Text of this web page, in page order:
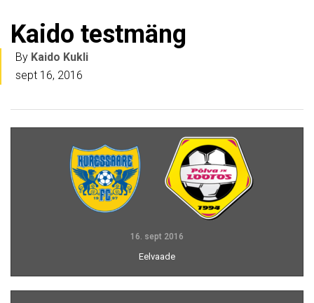
Kaido testmäng
By Kaido Kukli
sept 16, 2016
16. sept 2016
Eelvaade